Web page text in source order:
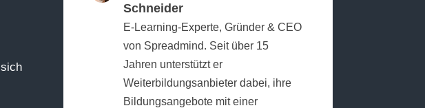
Schneider
E‑Learning‑Experte, Gründer & CEO
von Spreadmind. Seit über 15
Jahren unterstützt er
Weiterbildungsanbieter dabei, ihre
Bildungsangebote mit einer